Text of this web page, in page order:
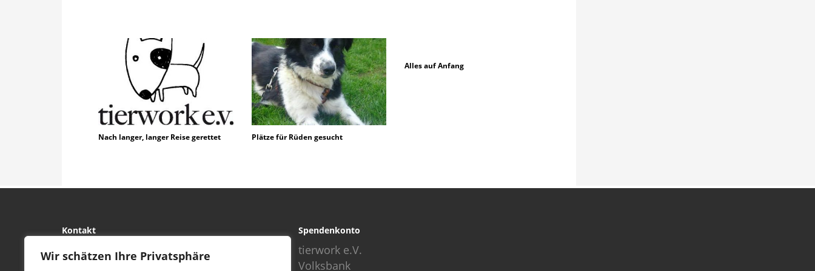
Wir schätzen Ihre Privatsphäre
Nach langer, langer Reise gerettet Plätze für Rüden gesucht
Alles auf Anfang
Kontakt
tierwork e.V.
Spendenkonto
tierwork e.V.
Volksbank